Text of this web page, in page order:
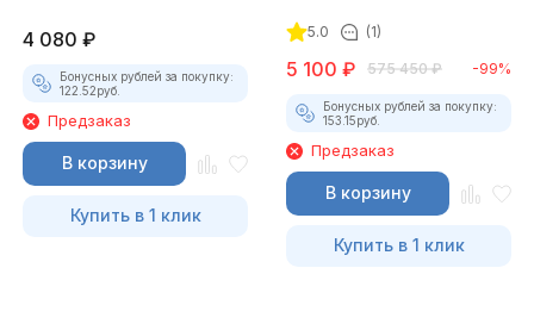
4 080 ₽
Бонусных рублей за покупку:
122.52руб.
Предзаказ
В корзину
Купить в 1 клик
5.0 (1)
5 100 ₽ 575 450 ₽ -99%
Бонусных рублей за покупку:
153.15руб.
Предзаказ
В корзину
Купить в 1 клик